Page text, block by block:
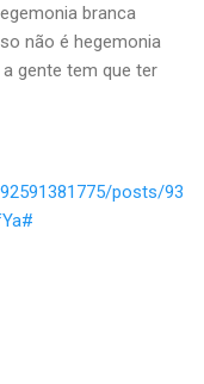
branca
não é hegemonia
gente tem que ter
posts/93